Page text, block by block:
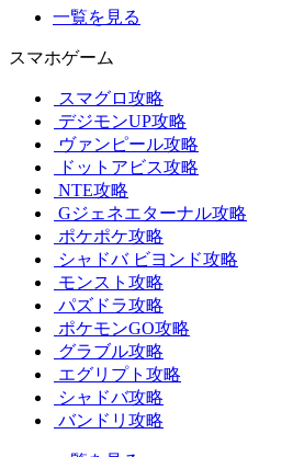
一覧を見る
スマホゲーム
スマグロ攻略
デジモンUP攻略
ヴァンピール攻略
ドットアビス攻略
NTE攻略
Gジェネエターナル攻略
ポケポケ攻略
シャドバ ビヨンド攻略
モンスト攻略
パズドラ攻略
ポケモンGO攻略
グラブル攻略
エグリプト攻略
シャドバ攻略
バンドリ攻略